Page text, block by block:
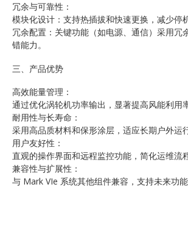
冗余与可靠性：
模块化设计：支持热插拔和快速更换，减少停
冗余配置：关键功能（如电源、通信）采用冗
错能力。
三、产品优势
高效能量管理：
通过优化涡轮机功率输出，显著提高风能利用
耐用性与长寿命：
采用高品质材料和保形涂层，适应长期户外运
用户友好性：
直观的操作界面和远程监控功能，简化运维流
兼容性与扩展性：
与 Mark VIe 系统其他组件兼容，支持未来功能